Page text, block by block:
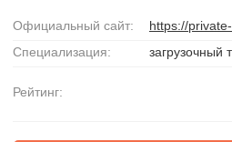
Официальный сайт:
https://
Специализация:
загрузочный
Рейтинг: